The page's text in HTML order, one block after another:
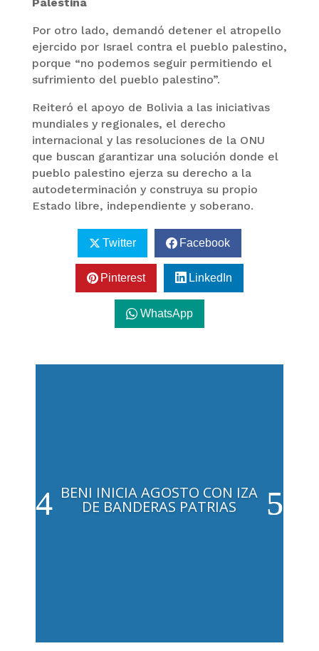
Por otro lado, demandó detener el atropello
ejercido por Israel contra el pueblo palestino,
porque “no podemos seguir permitiendo el
sufrimiento del pueblo palestino”.
Reiteró el apoyo de Bolivia a las iniciativas
mundiales y regionales, el derecho
internacional y las resoluciones de la ONU
que buscan garantizar una solución donde el
pueblo palestino ejerza su derecho a la
autodeterminación y construya su propio
Estado libre, independiente y soberano.
Twitter Facebook
Pinterest LinkedIn
WhatsApp
BENI INICIA AGOSTO CON IZA
DE BANDERAS PATRIAS